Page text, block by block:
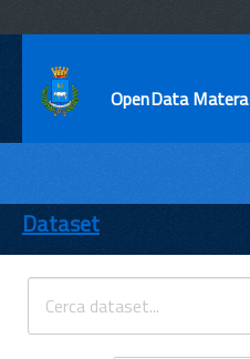
OpenData Matera
ENTI
TEMI
INFORMAZIONI
Dataset